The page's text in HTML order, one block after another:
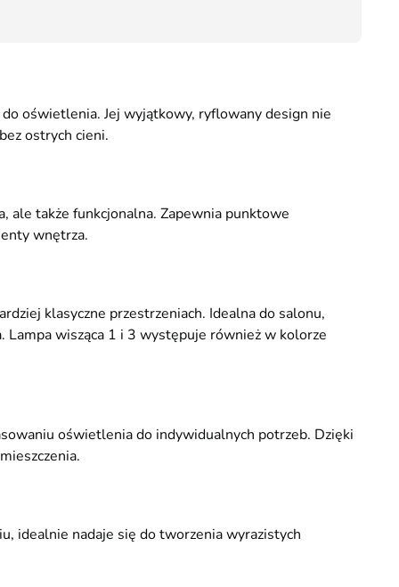
oświetlenia. Jej wyjątkowy, ryflowany design nie
ostrych cieni.
ale także funkcjonalna. Zapewnia punktowe
wnętrza.
klasyczne przestrzeniach. Idealna do salonu,
Lampa wisząca 1 i 3 występuje również w kolorze
oświetlenia do indywidualnych potrzeb. Dzięki
idealnie nadaje się do tworzenia wyrazistych